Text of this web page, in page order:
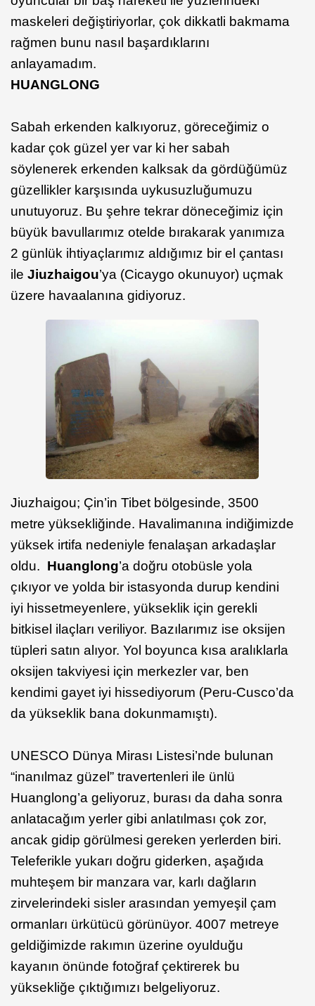
maskeleri değiştiriyorlar, çok dikkatli bakmama
rağmen bunu nasıl başardıklarını
anlayamadım.
HUANGLONG
Sabah erkenden kalkıyoruz, göreceğimiz o
kadar çok güzel yer var ki her sabah
söylenerek erkenden kalksak da gördüğümüz
güzellikler karşısında uykusuzluğumuzu
unutuyoruz. Bu şehre tekrar döneceğimiz için
büyük bavullarımız otelde bırakarak yanımıza
2 günlük ihtiyaçlarımız aldığımız bir el çantası
ile Jiuzhaigou’ya (Cicaygo okunuyor) uçmak
üzere havaalanına gidiyoruz.
Jiuzhaigou; Çin’in Tibet bölgesinde, 3500
metre yüksekliğinde. Havalimanına indiğimizde
yüksek irtifa nedeniyle fenalaşan arkadaşlar
oldu. Huanglong’a doğru otobüsle yola
çıkıyor ve yolda bir istasyonda durup kendini
iyi hissetmeyenlere, yükseklik için gerekli
bitkisel ilaçları veriliyor. Bazılarımız ise oksijen
tüpleri satın alıyor. Yol boyunca kısa aralıklarla
oksijen takviyesi için merkezler var, ben
kendimi gayet iyi hissediyorum (Peru-Cusco’da
da yükseklik bana dokunmamıştı).
UNESCO Dünya Mirası Listesi’nde bulunan
“inanılmaz güzel” travertenleri ile ünlü
Huanglong’a geliyoruz, burası da daha sonra
anlatacağım yerler gibi anlatılması çok zor,
ancak gidip görülmesi gereken yerlerden biri.
Teleferikle yukarı doğru giderken, aşağıda
muhteşem bir manzara var, karlı dağların
zirvelerindeki sisler arasından yemyeşil çam
ormanları ürkütücü görünüyor. 4007 metreye
geldiğimizde rakımın üzerine oyulduğu
kayanın önünde fotoğraf çektirerek bu
yüksekliğe çıktığımızı belgeliyoruz.